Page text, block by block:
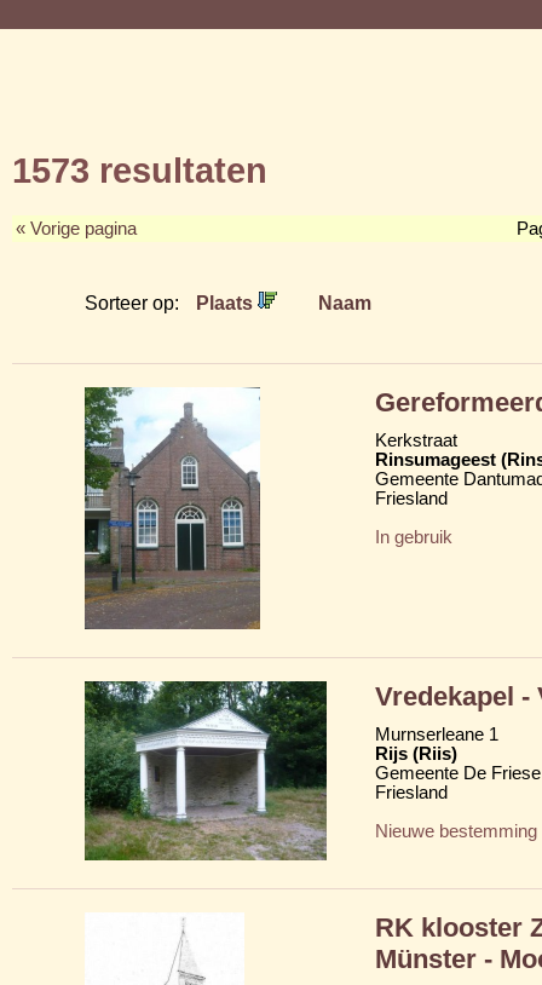
1573 resultaten
« Vorige pagina
Sorteer op: Plaats Naam
Kerkstraat
Rinsumageest
Gemeente
Friesland
In gebruik
Vredekapel -
Murnserleane 1
Rijs (Riis)
Gemeente De
Friesland
Nieuwe bestemming
RK klooster
Münster -